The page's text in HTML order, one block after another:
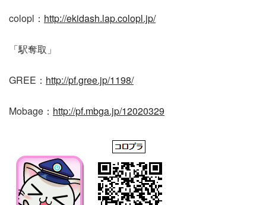
colopl： http://ekidash.lap.colopl.jp/
「駅奪取」
GREE： http://pf.gree.jp/1198/
Mobage： http://pf.mbga.jp/12020329